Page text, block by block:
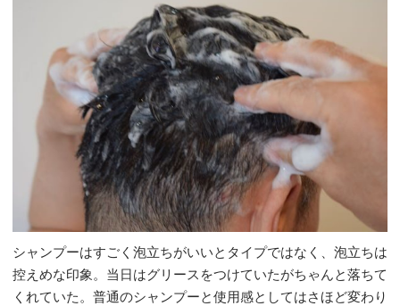
シャンプーはすごく泡立ちがいいとタイプではなく、泡立ちは
控えめな印象。当日はグリースをつけていたがちゃんと落ちて
くれていた。普通のシャンプーと使用感としてはさほど変わり